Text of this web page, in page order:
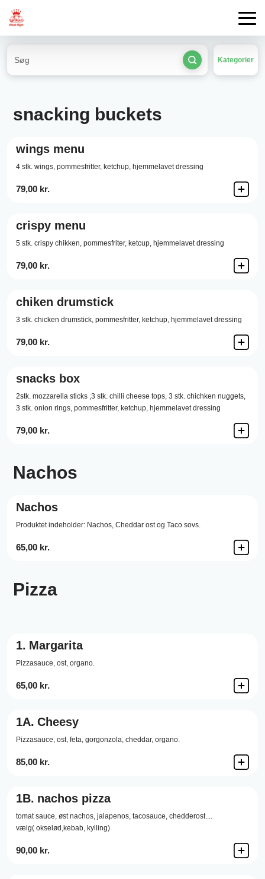
Kategorier
snacking buckets
wings menu
4 stk. wings, pommesfritter, ketchup, hjemmelavet dressing
79,00 kr.
crispy menu
5 stk. crispy chikken, pommesfriter, ketcup, hjemmelavet dressing
79,00 kr.
chiken drumstick
3 stk. chicken drumstick, pommesfritter, ketchup, hjemmelavet dressing
79,00 kr.
snacks box
2stk. mozzarella sticks ,3 stk. chilli cheese tops, 3 stk. chichken nuggets,
3 stk. onion rings, pommesfritter, ketchup, hjemmelavet dressing
79,00 kr.
Nachos
Nachos
Produktet indeholder: Nachos, Cheddar ost og Taco sovs.
65,00 kr.
Pizza
1. Margarita
Pizzasauce, ost, organo.
65,00 kr.
1A. Cheesy
Pizzasauce, ost, feta, gorgonzola, cheddar, organo.
85,00 kr.
1B. nachos pizza
tomat sauce, øst nachos, jalapenos, tacosauce, chedderost....
vælg( okselød,kebab, kylling)
90,00 kr.